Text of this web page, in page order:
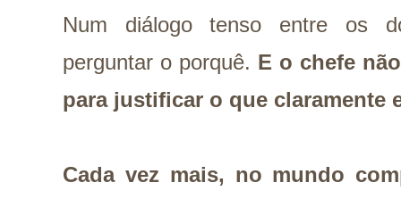
Num diálogo tenso entre os
perguntar o porquê. E o chefe
para justificar o que claramente
Cada vez mais, no mundo